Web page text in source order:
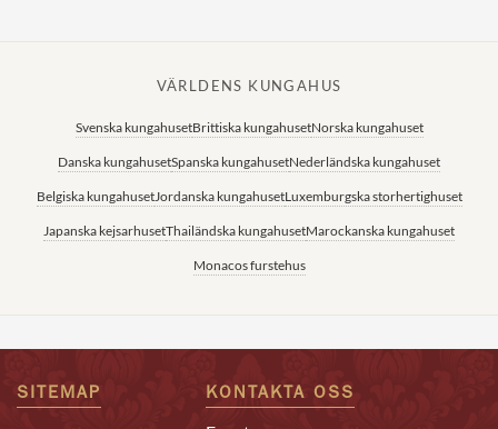
VÄRLDENS KUNGAHUS
Svenska kungahusetBrittiska kungahusetNorska kungahuset
Danska kungahusetSpanska kungahusetNederländska kungahuset
Belgiska kungahusetJordanska kungahusetLuxemburgska storhertighuset
Japanska kejsarhusetThailändska kungahusetMarockanska kungahuset
Monacos furstehus
SITEMAP KONTAKTA OSS